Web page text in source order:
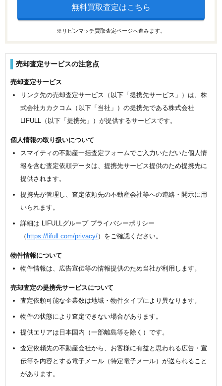
無料買取査定はこちら
※リビンマッチ買取査定ページへ進みます。
売却査定サービスの注意点
売却査定サービス
リンク先の売却査定サービス（以下「提携先サービス」）は、株
式会社カカクコム（以下「当社」）の提携先である株式会社
LIFULL（以下「提携先」）が提供するサービスです。
個人情報の取り扱いについて
スマイティの不動産一括査定フォームでご入力いただいた個人情
報を含む査定依頼データは、提携先サービス提供のため提携先に
提供されます。
提携先が管理し、査定依頼先の不動産会社等への連絡・開示に用
いられます。
詳細は LIFULLグループ プライバシーポリシー
（ https://lifull.com/privacy/）をご確認ください。
物件情報について
物件情報は、広告宣伝等の情報提供のため当社が利用します。
売却査定の提携先サービスについて
査定依頼可能な企業数は地域・物件タイプにより異なります。
物件の状態により査定できない場合があります。
提供エリアは日本国内（一部離島等を除く）です。
査定依頼先の不動産会社から、お客様に有益と思われる広告・宣
伝等を内容とする電子メール（特定電子メール）が送られること
があります。